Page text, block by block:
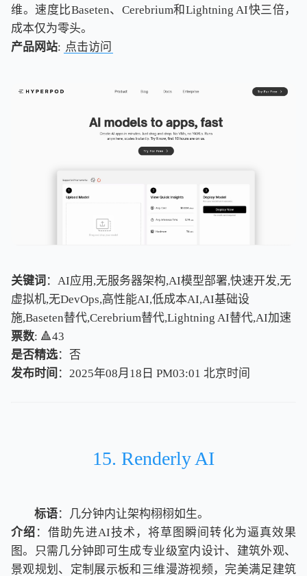
维。速度比Baseten、Cerebrium和Lightning AI快三倍，
成本仅为零头。
产品网站: 点击访问
关键词 ：AI应用,无服务器架构,AI模型部署,快速开发,无
虚拟机,无DevOps,高性能AI,低成本AI,AI基础设
施,Baseten替代,Cerebrium替代,Lightning AI替代,AI加速
票数: 🔺43
是否精选：否
发布时间 ：2025年08月18日 PM03:01 北京时间
北京时间
15. Renderly AI
标语：几分钟内让架构栩栩如生。
介绍 ：借助先进AI技术，将草图瞬间转化为逼真效果
图。只需几分钟即可生成专业级室内设计、建筑外观、
景观规划、定制展示板和三维漫游视频，完美满足建筑